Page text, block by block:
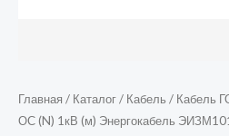
Главная / Каталог/ Кабель / Кабель
ОС (N) 1кВ (м) Энергокабель